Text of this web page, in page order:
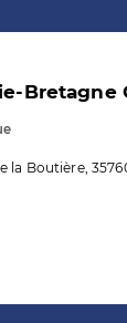
Bretagne
la Boutière,